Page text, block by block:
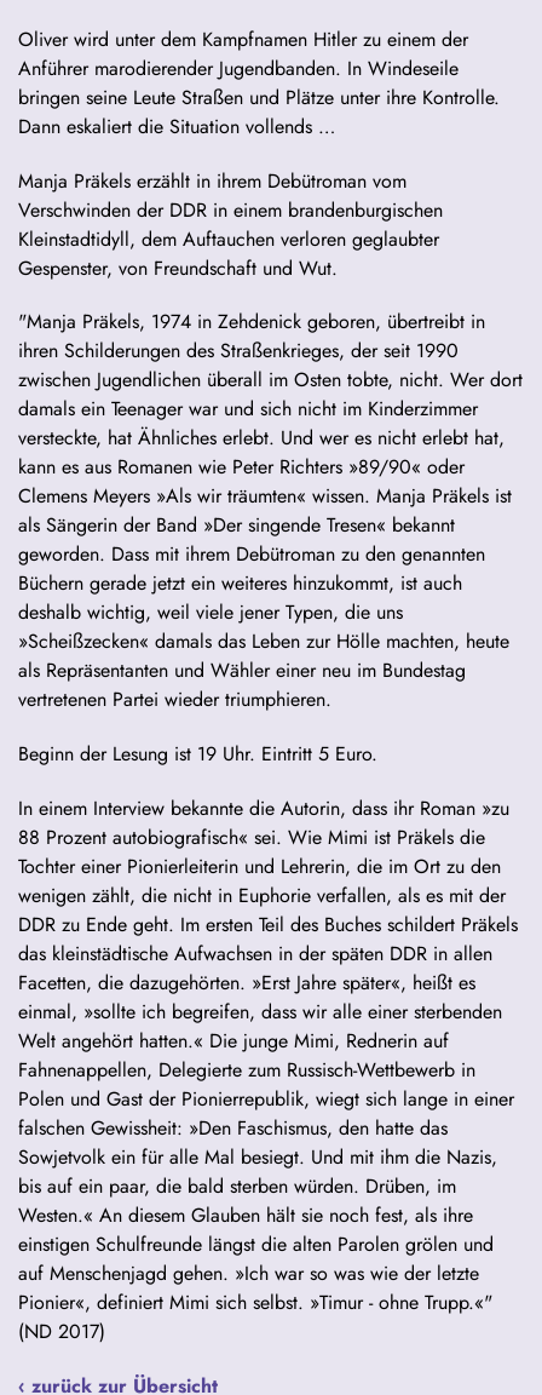
Oliver wird unter dem Kampfnamen Hitler zu einem der
Anführer marodierender Jugendbanden. In Windeseile
bringen seine Leute Straßen und Plätze unter ihre Kontrolle.
Dann eskaliert die Situation vollends …
Manja Präkels erzählt in ihrem Debütroman vom
Verschwinden der DDR in einem brandenburgischen
Kleinstadtidyll, dem Auftauchen verloren geglaubter
Gespenster, von Freundschaft und Wut.
"Manja Präkels, 1974 in Zehdenick geboren, übertreibt in
ihren Schilderungen des Straßenkrieges, der seit 1990
zwischen Jugendlichen überall im Osten tobte, nicht. Wer dort
damals ein Teenager war und sich nicht im Kinderzimmer
versteckte, hat Ähnliches erlebt. Und wer es nicht erlebt hat,
kann es aus Romanen wie Peter Richters »89/90« oder
Clemens Meyers »Als wir träumten« wissen. Manja Präkels ist
als Sängerin der Band »Der singende Tresen« bekannt
geworden. Dass mit ihrem Debütroman zu den genannten
Büchern gerade jetzt ein weiteres hinzukommt, ist auch
deshalb wichtig, weil viele jener Typen, die uns
»Scheißzecken« damals das Leben zur Hölle machten, heute
als Repräsentanten und Wähler einer neu im Bundestag
vertretenen Partei wieder triumphieren.
Beginn der Lesung ist 19 Uhr. Eintritt 5 Euro.
In einem Interview bekannte die Autorin, dass ihr Roman »zu
88 Prozent autobiografisch« sei. Wie Mimi ist Präkels die
Tochter einer Pionierleiterin und Lehrerin, die im Ort zu den
wenigen zählt, die nicht in Euphorie verfallen, als es mit der
DDR zu Ende geht. Im ersten Teil des Buches schildert Präkels
das kleinstädtische Aufwachsen in der späten DDR in allen
Facetten, die dazugehörten. »Erst Jahre später«, heißt es
einmal, »sollte ich begreifen, dass wir alle einer sterbenden
Welt angehört hatten.« Die junge Mimi, Rednerin auf
Fahnenappellen, Delegierte zum Russisch-Wettbewerb in
Polen und Gast der Pionierrepublik, wiegt sich lange in einer
falschen Gewissheit: »Den Faschismus, den hatte das
Sowjetvolk ein für alle Mal besiegt. Und mit ihm die Nazis,
bis auf ein paar, die bald sterben würden. Drüben, im
Westen.« An diesem Glauben hält sie noch fest, als ihre
einstigen Schulfreunde längst die alten Parolen grölen und
auf Menschenjagd gehen. »Ich war so was wie der letzte
Pionier«, definiert Mimi sich selbst. »Timur - ohne Trupp.«"
(ND 2017)
‹ zurück zur Übersicht